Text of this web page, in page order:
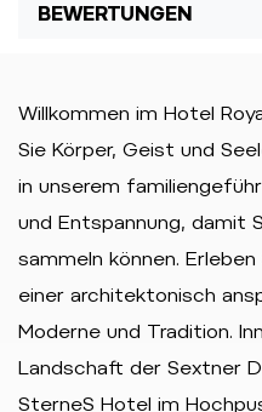
BEWERTUNGEN
Willkommen im Hotel
Sie Körper, Geist und
in unserem
und Entspannung, damit
sammeln können.
einer architektonisch
Moderne und Tradition.
Landschaft der Sextner
SterneS Hotel im